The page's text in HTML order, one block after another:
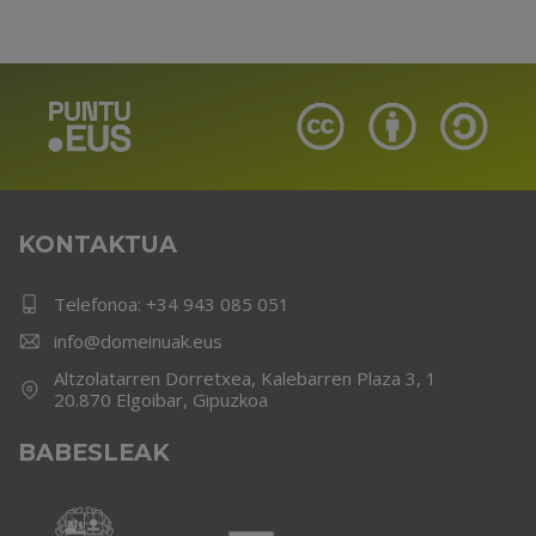
KONTAKTUA
Telefonoa: +34 943 085 051
info@domeinuak.eus
Altzolatarren Dorretxea, Kalebarren Plaza 3, 1
20.870 Elgoibar, Gipuzkoa
BABESLEAK